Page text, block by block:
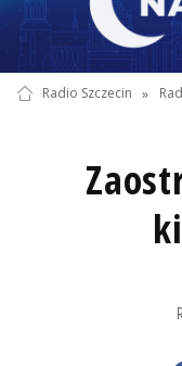
Radio Szczecin »